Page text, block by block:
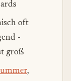
oft
-
groß
,